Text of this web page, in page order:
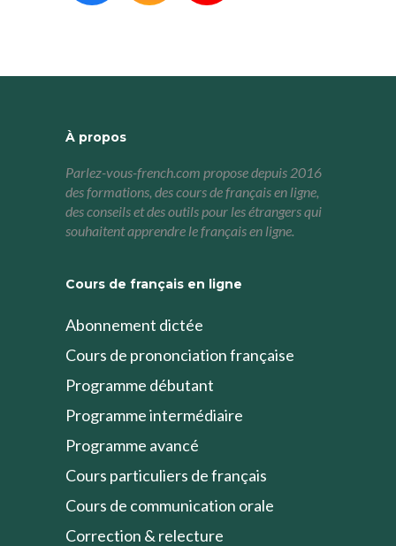
À propos
Parlez-vous-french.com propose depuis 2016
des formations, des cours de français en ligne,
des conseils et des outils pour les étrangers qui
souhaitent apprendre le français en ligne.
Cours de français en ligne
Abonnement dictée
Cours de prononciation française
Programme débutant
Programme intermédiaire
Programme avancé
Cours particuliers de français
Cours de communication orale
Correction & relecture